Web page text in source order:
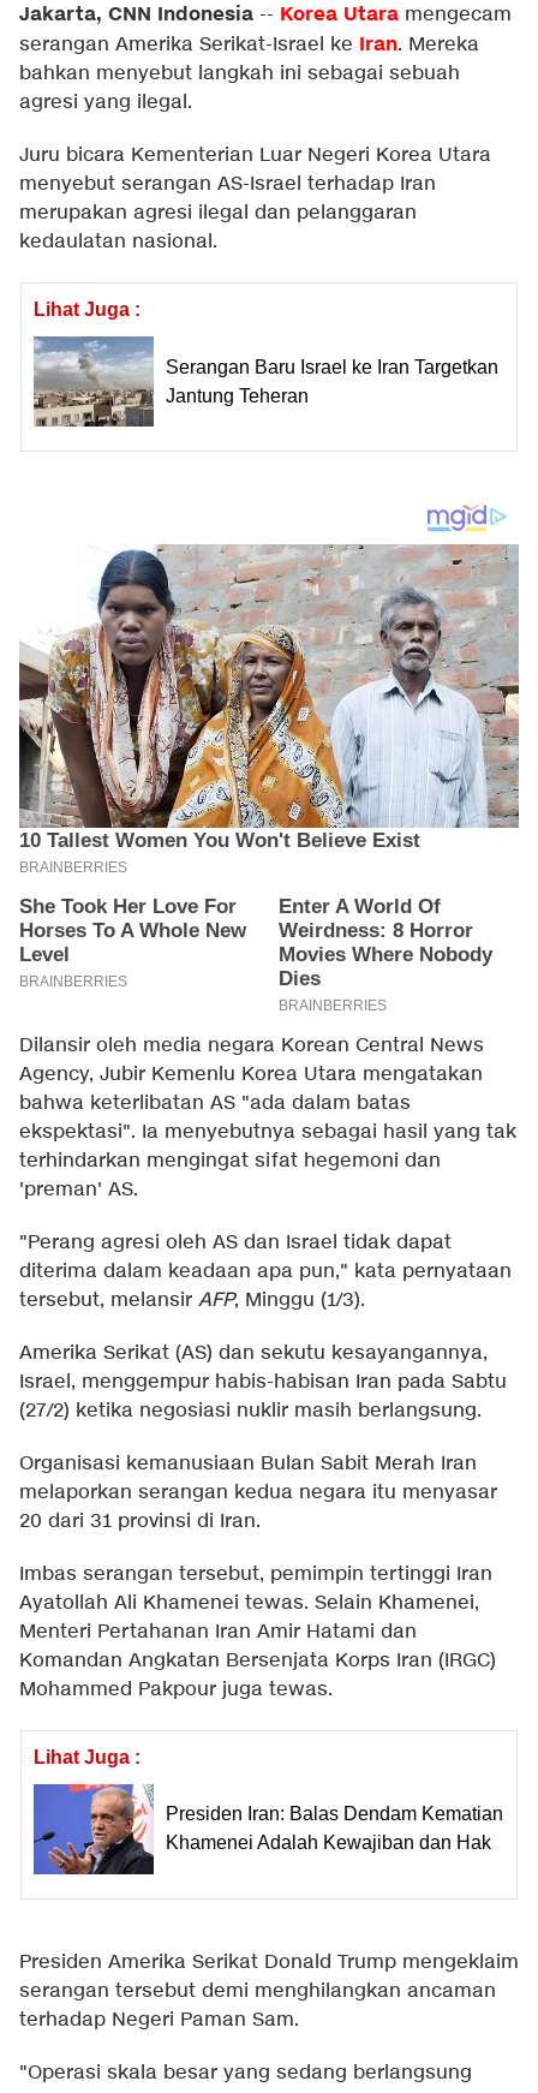
Jakarta, CNN Indonesia -- Korea Utara mengecam
serangan Amerika Serikat-Israel ke Iran. Mereka
bahkan menyebut langkah ini sebagai sebuah
agresi yang ilegal.
Juru bicara Kementerian Luar Negeri Korea Utara
menyebut serangan AS-Israel terhadap Iran
merupakan agresi ilegal dan pelanggaran
kedaulatan nasional.
Lihat Juga :
Serangan Baru Israel ke Iran Targetkan
Jantung Teheran
Dilansir oleh media negara Korean Central News
Agency, Jubir Kemenlu Korea Utara mengatakan
bahwa keterlibatan AS "ada dalam batas
ekspektasi". Ia menyebutnya sebagai hasil yang tak
terhindarkan mengingat sifat hegemoni dan
'preman' AS.
"Perang agresi oleh AS dan Israel tidak dapat
diterima dalam keadaan apa pun," kata pernyataan
tersebut, melansir AFP, Minggu (1/3).
Amerika Serikat (AS) dan sekutu kesayangannya,
Israel, menggempur habis-habisan Iran pada Sabtu
(27/2) ketika negosiasi nuklir masih berlangsung.
Organisasi kemanusiaan Bulan Sabit Merah Iran
melaporkan serangan kedua negara itu menyasar
20 dari 31 provinsi di Iran.
Imbas serangan tersebut, pemimpin tertinggi Iran
Ayatollah Ali Khamenei tewas. Selain Khamenei,
Menteri Pertahanan Iran Amir Hatami dan
Komandan Angkatan Bersenjata Korps Iran (IRGC)
Mohammed Pakpour juga tewas.
Lihat Juga :
Presiden Iran: Balas Dendam Kematian
Khamenei Adalah Kewajiban dan Hak
Presiden Amerika Serikat Donald Trump mengeklaim
serangan tersebut demi menghilangkan ancaman
terhadap Negeri Paman Sam.
"Operasi skala besar yang sedang berlangsung